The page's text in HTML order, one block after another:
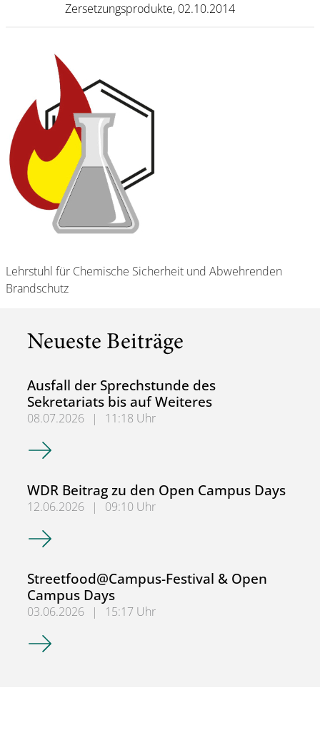
Zersetzungsprodukte, 02.10.2014
Lehrstuhl für Chemische Sicherheit und Abwehrenden
Brandschutz
Neueste Beiträge
Ausfall der Sprechstunde des
Sekretariats bis auf Weiteres
08.07.2026 |
11:18 Uhr
Ausfall der Sprechstunde des Sekretariats bis auf
WDR Beitrag zu den Open Campus Days
12.06.2026 |
09:10 Uhr
WDR Beitrag zu den Open Campus Days
Streetfood@Campus-Festival & Open
Campus Days
03.06.2026 |
15:17 Uhr
Streetfood@Campus-Festival & Open Campus Days